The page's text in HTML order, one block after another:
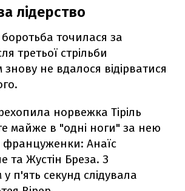
лідерство
точилася за
третьої стрільби
знову не вдалося відірватися
норвежка Тіріль
майже в "одні ноги" за нею
француженки: Анаїс
та Жустін Бреза. З
у п'ять секунд слідувала